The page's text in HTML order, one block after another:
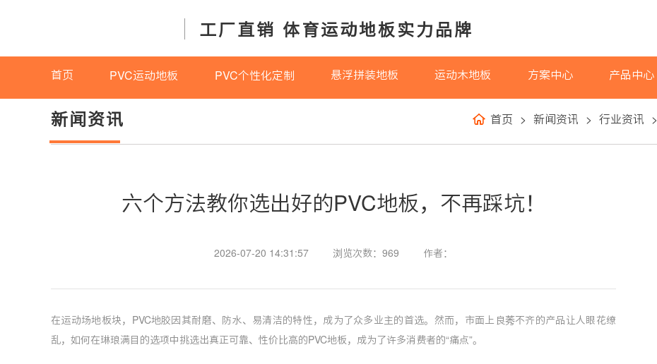
工厂直销 体育运动地板实力品牌
首页 PVC运动地板 PVC个性化定制 悬浮拼装地板 运动木地板 方案中心 产品中心
新闻资讯 首页 > 新闻资讯 > 行业资讯 >
六个方法教你选出好的PVC地板，不再踩坑！
2026-07-20 14:31:57 浏览次数：969 作者：
在运动场地板块，PVC地胶因其耐磨、防水、易清洁的特性，成为了众多业主的首选。然而，市面上良莠不齐的产品让人眼花缭
乱，如何在琳琅满目的选项中挑选出真正可靠、性价比高的PVC地板，成为了许多消费者的“痛点”。